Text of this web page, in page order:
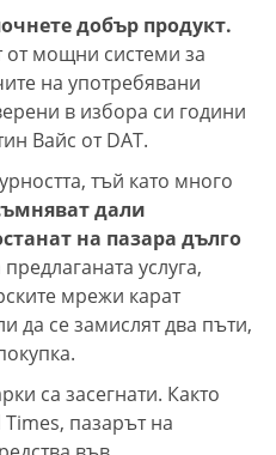
добър продукт.
мощни системи за
на употребявани
в избора си години
Вайс от DAT.
тъй като много
дали
на пазара дълго
услуга,
мрежи карат
да се замислят два пъти,
са засегнати. Както
пазарът на